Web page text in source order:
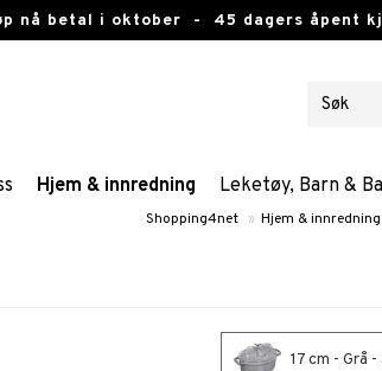
nå betal i oktober - 45 dagers åpent
Hjem & innredning Leketøy, Barn &
Shopping4net » Hjem & innredning
17 cm - Grå